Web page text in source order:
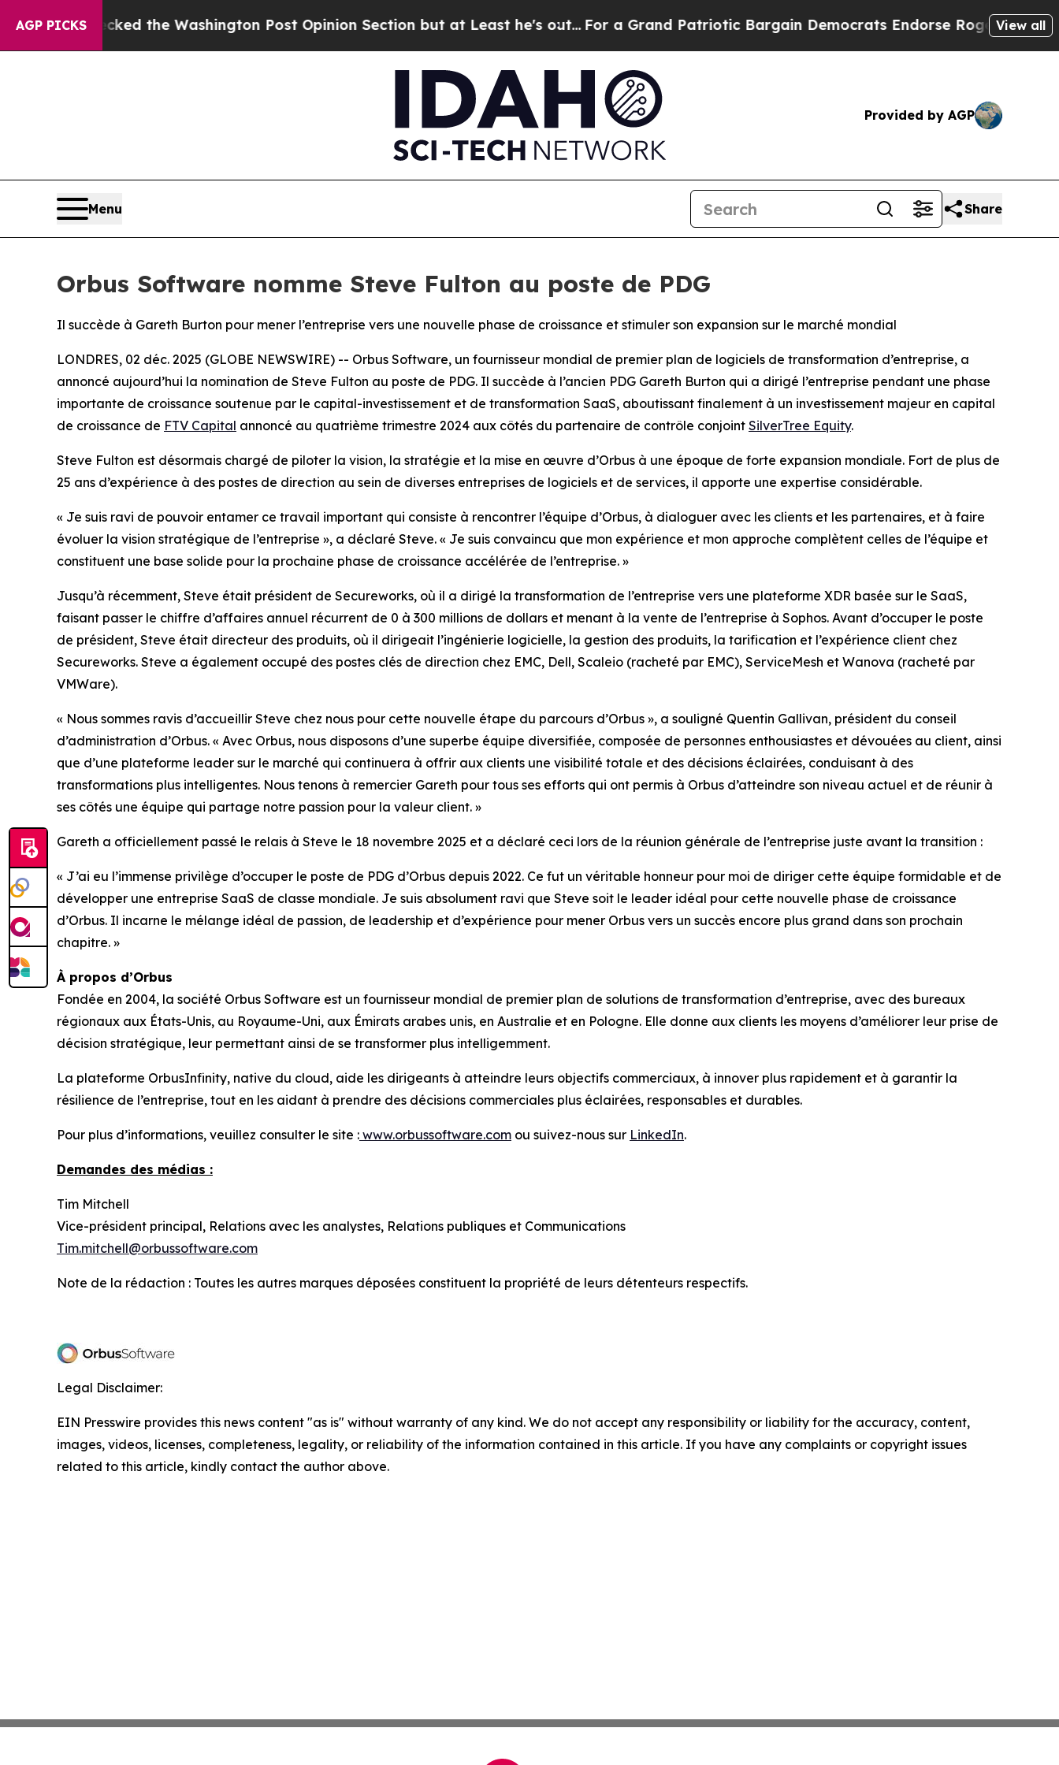
AGP PICKS
Wrecked the Washington Post Opinion Section but at Least he's out...For a Grand Patriotic Bargain Democrats Endorse Rogers, Republicans
View all
Provided by AGP
Menu Share
Orbus Software nomme Steve Fulton au poste de PDG
Il succède à Gareth Burton pour mener l’entreprise vers une nouvelle phase de croissance et stimuler son expansion sur le marché mondial
LONDRES, 02 déc. 2025 (GLOBE NEWSWIRE) -- Orbus Software, un fournisseur mondial de premier plan de logiciels de transformation d’entreprise, a
annoncé aujourd’hui la nomination de Steve Fulton au poste de PDG. Il succède à l’ancien PDG Gareth Burton qui a dirigé l’entreprise pendant une phase
importante de croissance soutenue par le capital-investissement et de transformation SaaS, aboutissant finalement à un investissement majeur en capital
de croissance de FTV Capital annoncé au quatrième trimestre 2024 aux côtés du partenaire de contrôle conjoint SilverTree Equity.
Steve Fulton est désormais chargé de piloter la vision, la stratégie et la mise en œuvre d’Orbus à une époque de forte expansion mondiale. Fort de plus de
25 ans d’expérience à des postes de direction au sein de diverses entreprises de logiciels et de services, il apporte une expertise considérable.
« Je suis ravi de pouvoir entamer ce travail important qui consiste à rencontrer l’équipe d’Orbus, à dialoguer avec les clients et les partenaires, et à faire
évoluer la vision stratégique de l’entreprise », a déclaré Steve. « Je suis convaincu que mon expérience et mon approche complètent celles de l’équipe et
constituent une base solide pour la prochaine phase de croissance accélérée de l’entreprise. »
Jusqu’à récemment, Steve était président de Secureworks, où il a dirigé la transformation de l’entreprise vers une plateforme XDR basée sur le SaaS,
faisant passer le chiffre d’affaires annuel récurrent de 0 à 300 millions de dollars et menant à la vente de l’entreprise à Sophos. Avant d’occuper le poste
de président, Steve était directeur des produits, où il dirigeait l’ingénierie logicielle, la gestion des produits, la tarification et l’expérience client chez
Secureworks. Steve a également occupé des postes clés de direction chez EMC, Dell, Scaleio (racheté par EMC), ServiceMesh et Wanova (racheté par
VMWare).
« Nous sommes ravis d’accueillir Steve chez nous pour cette nouvelle étape du parcours d’Orbus », a souligné Quentin Gallivan, président du conseil
d’administration d’Orbus. « Avec Orbus, nous disposons d’une superbe équipe diversifiée, composée de personnes enthousiastes et dévouées au client, ainsi
que d’une plateforme leader sur le marché qui continuera à offrir aux clients une visibilité totale et des décisions éclairées, conduisant à des
transformations plus intelligentes. Nous tenons à remercier Gareth pour tous ses efforts qui ont permis à Orbus d’atteindre son niveau actuel et de réunir à
ses côtés une équipe qui partage notre passion pour la valeur client. »
Gareth a officiellement passé le relais à Steve le 18 novembre 2025 et a déclaré ceci lors de la réunion générale de l’entreprise juste avant la transition :
« J’ai eu l’immense privilège d’occuper le poste de PDG d’Orbus depuis 2022. Ce fut un véritable honneur pour moi de diriger cette équipe formidable et de
développer une entreprise SaaS de classe mondiale. Je suis absolument ravi que Steve soit le leader idéal pour cette nouvelle phase de croissance
d’Orbus. Il incarne le mélange idéal de passion, de leadership et d’expérience pour mener Orbus vers un succès encore plus grand dans son prochain
chapitre. »
À propos d’Orbus
Fondée en 2004, la société Orbus Software est un fournisseur mondial de premier plan de solutions de transformation d’entreprise, avec des bureaux
régionaux aux États-Unis, au Royaume-Uni, aux Émirats arabes unis, en Australie et en Pologne. Elle donne aux clients les moyens d’améliorer leur prise de
décision stratégique, leur permettant ainsi de se transformer plus intelligemment.
La plateforme OrbusInfinity, native du cloud, aide les dirigeants à atteindre leurs objectifs commerciaux, à innover plus rapidement et à garantir la
résilience de l’entreprise, tout en les aidant à prendre des décisions commerciales plus éclairées, responsables et durables.
Pour plus d’informations, veuillez consulter le site : www.orbussoftware.com ou suivez-nous sur LinkedIn.
Demandes des médias :
Tim Mitchell
Vice-président principal, Relations avec les analystes, Relations publiques et Communications
Tim.mitchell@orbussoftware.com
Note de la rédaction : Toutes les autres marques déposées constituent la propriété de leurs détenteurs respectifs.
Legal Disclaimer:
EIN Presswire provides this news content "as is" without warranty of any kind. We do not accept any responsibility or liability for the accuracy, content,
images, videos, licenses, completeness, legality, or reliability of the information contained in this article. If you have any complaints or copyright issues
related to this article, kindly contact the author above.